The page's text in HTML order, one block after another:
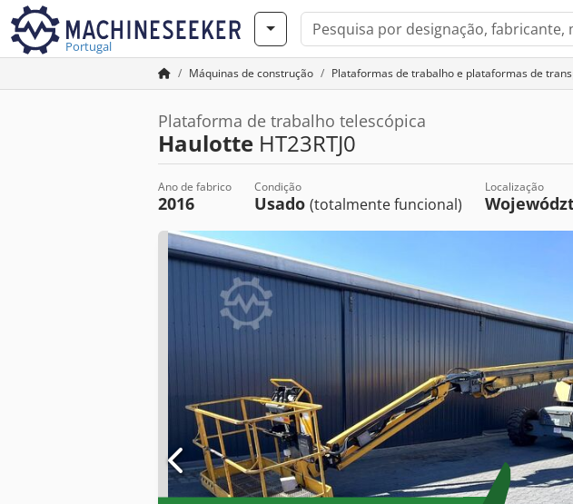
Portugal
Máquinas de construção Plataformas de trabalho e plataformas de
Plataforma de trabalho telescópica
Haulotte HT23RTJ0
Ano de fabrico
2016
Condição
Usado (totalmente funcional)
Localização